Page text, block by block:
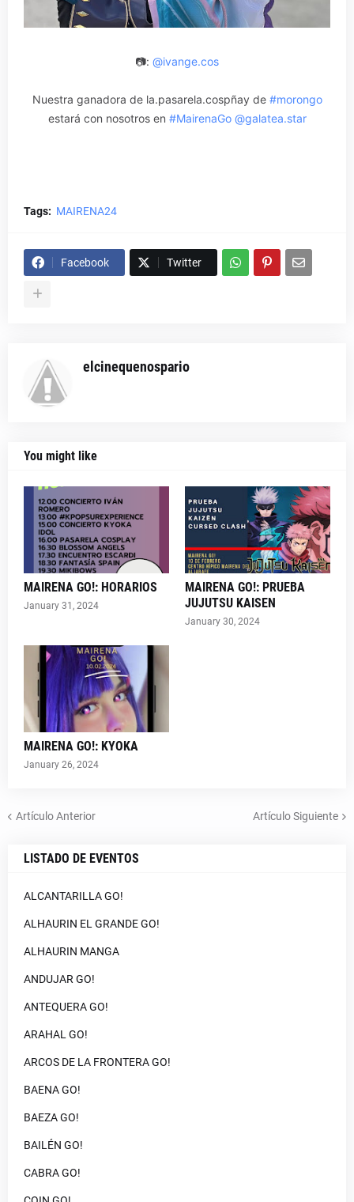
📷: @ivange.cos
Nuestra ganadora de la.pasarela.cospñay de #morongo
estará con nosotros en #MairenaGo @galatea.star
Tags: MAIRENA24
Facebook Twitter
elcinequenospario
You might like
MAIRENA GO!: HORARIOS
January 31, 2024
MAIRENA GO!: PRUEBA
JUJUTSU KAISEN
January 30, 2024
MAIRENA GO!: KYOKA
January 26, 2024
Artículo Anterior Artículo Siguiente
LISTADO DE EVENTOS
ALCANTARILLA GO!
ALHAURIN EL GRANDE GO!
ALHAURIN MANGA
ANDUJAR GO!
ANTEQUERA GO!
ARAHAL GO!
ARCOS DE LA FRONTERA GO!
BAENA GO!
BAEZA GO!
BAILÉN GO!
CABRA GO!